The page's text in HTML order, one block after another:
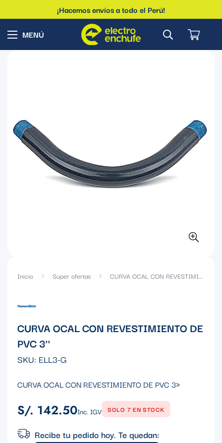
¡Hacemos envíos a todo el Perú!
Inicio Super ofertas CURVA OCAL CON REVESTIMIENTO DE PVC 3''
CURVA OCAL CON REVESTIMIENTO DE
PVC 3''
SKU: ELL3-G
CURVA OCAL CON REVESTIMIENTO DE PVC 3»
Precio
S/. 142.50Inc. IGV SOLO 7 EN STOCK
Recibe tu pedido hoy. Te quedan: